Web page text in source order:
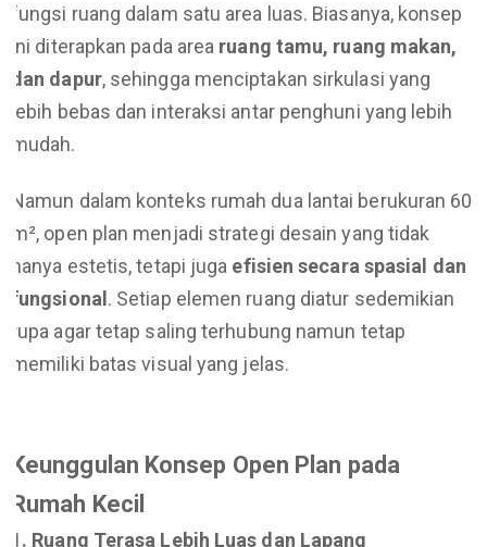
fungsi ruang dalam satu area luas. Biasanya, konsep
ini diterapkan pada area ruang tamu, ruang makan,
dan dapur, sehingga menciptakan sirkulasi yang
lebih bebas dan interaksi antar penghuni yang lebih
mudah.
Namun dalam konteks rumah dua lantai berukuran 60
m², open plan menjadi strategi desain yang tidak
hanya estetis, tetapi juga efisien secara spasial dan
fungsional. Setiap elemen ruang diatur sedemikian
rupa agar tetap saling terhubung namun tetap
memiliki batas visual yang jelas.
Keunggulan Konsep Open Plan pada
Rumah Kecil
1. Ruang Terasa Lebih Luas dan Lapang